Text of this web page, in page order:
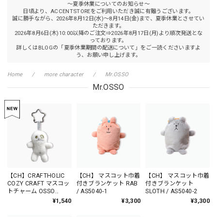
～夏季休業についてのお知らせ～
日頃より、ACCENTSTOREをご利用いただき誠に有難うございます。
誠に勝手ながら、2026年8月12日(水)～8月14日(金)まで、夏季休業とさせてい
ただきます。
2026年8月6日(木)10:00以降のご注文⇒2026年8月17日(月)より順次発送とな
っております。
詳しくはBLOGの「夏季休業期間の配送について」をご一読くださいますよ
う、お願い申し上げます。
Home more character Mr.OSSO
Mr.OSSO
【CH】CRAFTHOLIC
COZY CRAFT マスコッ
トチャーム OSSO
¥1,540
【CH】 マスコット巾着
付きブランケット RAB
/ AS5040-1
¥3,300
【CH】 マスコット巾着
付きブランケット
SLOTH / AS5040-2
¥3,300